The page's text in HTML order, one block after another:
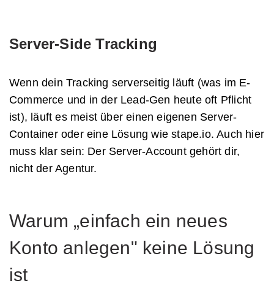
Server-Side Tracking
Wenn dein Tracking serverseitig läuft (was im E-
Commerce und in der Lead-Gen heute oft Pflicht
ist), läuft es meist über einen eigenen Server-
Container oder eine Lösung wie stape.io. Auch hier
muss klar sein: Der Server-Account gehört dir,
nicht der Agentur.
Warum „einfach ein neues
Konto anlegen" keine Lösung
ist